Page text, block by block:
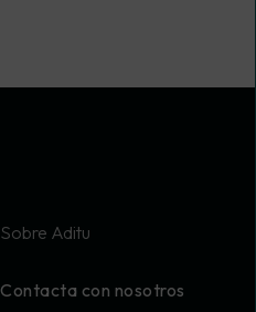
Sobre Aditu
Contacta con nosotros